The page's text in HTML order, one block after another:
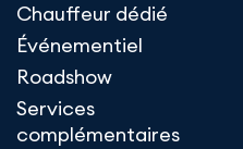
Chauffeur dédié
Événementiel
Roadshow
Services
complémentaires